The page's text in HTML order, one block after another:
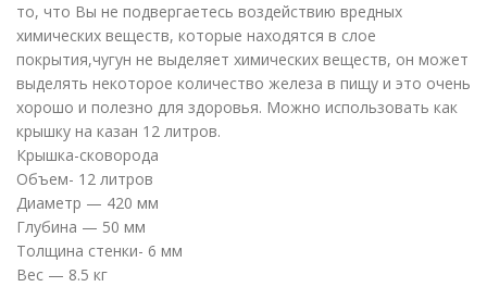
то, что Вы не подвергаетесь воздействию вредных
химических веществ, которые находятся в слое
покрытия,чугун не выделяет химических веществ, он может
выделять некоторое количество железа в пищу и это очень
хорошо и полезно для здоровья. Можно использовать как
крышку на казан 12 литров.
Крышка-сковорода
Объем- 12 литров
Диаметр — 420 мм
Глубина — 50 мм
Толщина стенки- 6 мм
Вес — 8.5 кг